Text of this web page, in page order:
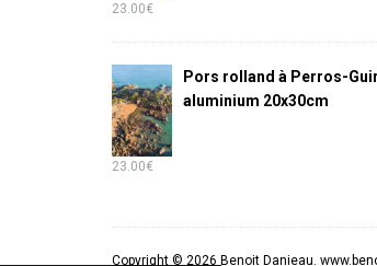
23.00€
Pors rolland à Perros-
aluminium 20x30cm
23.00€
Copyright © 2026 Benoit Danieau.